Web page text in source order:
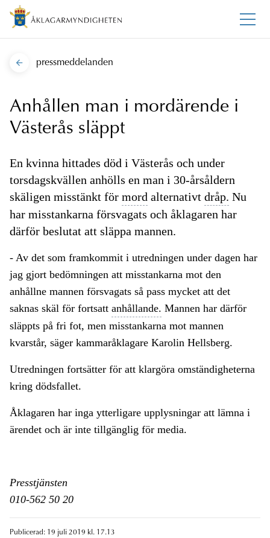
pressmeddelanden
Anhållen man i mordärende i
Västerås släppt
En kvinna hittades död i Västerås och under
torsdagskvällen anhölls en man i 30-årsåldern
skäligen misstänkt för mord alternativt dråp. Nu
har misstankarna försvagats och åklagaren har
därför beslutat att släppa mannen.
- Av det som framkommit i utredningen under dagen har
jag gjort bedömningen att misstankarna mot den
anhållne mannen försvagats så pass mycket att det
saknas skäl för fortsatt anhållande. Mannen har därför
släppts på fri fot, men misstankarna mot mannen
kvarstår, säger kammaråklagare Karolin Hellsberg.
Utredningen fortsätter för att klargöra omständigheterna
kring dödsfallet.
Åklagaren har inga ytterligare upplysningar att lämna i
ärendet och är inte tillgänglig för media.
Presstjänsten
010-562 50 20
Publicerad: 19 juli 2019 kl. 17.13